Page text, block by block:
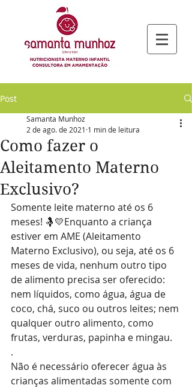
Post
Como fazer o
Aleitamento Materno
Exclusivo?
Samanta Munhoz
2 de ago. de 2021 1 min de leitura
Somente leite materno até os 6
meses! 🤱💛Enquanto a criança
estiver em AME (Aleitamento
Materno Exclusivo), ou seja, até os 6
meses de vida, nenhum outro tipo
de alimento precisa ser oferecido:
nem líquidos, como água, água de
coco, chá, suco ou outros leites; nem
qualquer outro alimento, como
frutas, verduras, papinha e mingau.
.
Não é necessário oferecer água às
crianças alimentadas somente com